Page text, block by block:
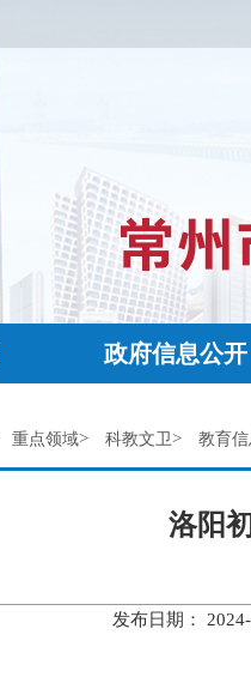
政府信息公开
重点领域> 科教文卫> 教育信
洛阳
发布日期：